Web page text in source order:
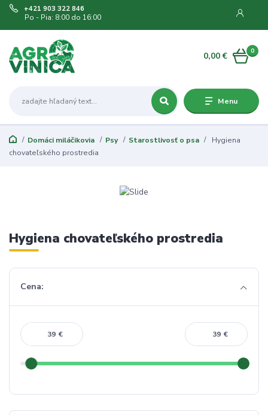
Menu
+421 903 322 846
Po - Pia: 8:00 do 16:00
0
0,00 €
Domáci miláčikovia Psy Starostlivosť o psa
Hygiena
chovateľského prostredia
Hygiena chovateľského prostredia
Cena:
€ €